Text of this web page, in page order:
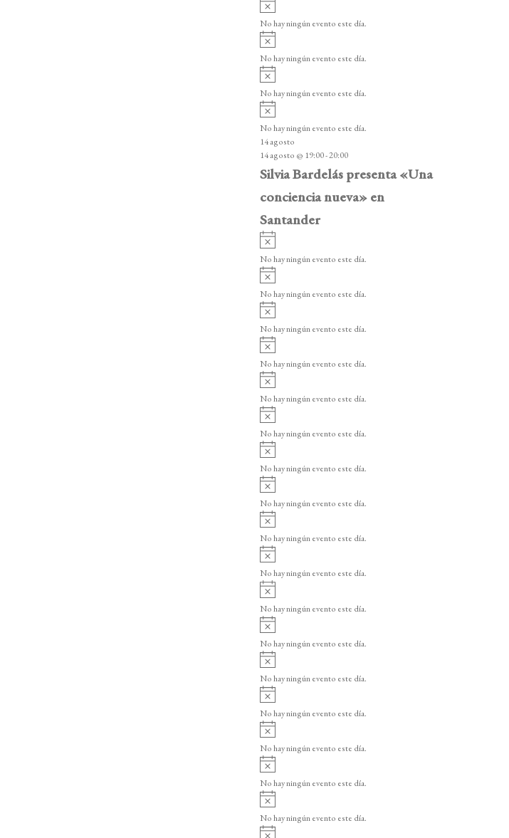
o
v
i
o
No hay ningún evento este día.
v
i
o
No hay ningún evento este día.
v
i
o
No hay ningún evento este día.
v
i
s
o
No hay ningún evento este día.
14 agosto
14 agosto @ 19:00-20:00
Silvia Bardelás presenta «Una
conciencia nueva» en
Santander
A
v
i
o
No hay ningún evento este día.
A
v
i
o
No hay ningún evento este día.
v
i
o
No hay ningún evento este día.
v
i
o
No hay ningún evento este día.
v
i
o
No hay ningún evento este día.
v
i
o
No hay ningún evento este día.
v
i
o
No hay ningún evento este día.
v
i
o
No hay ningún evento este día.
v
i
o
No hay ningún evento este día.
v
i
o
No hay ningún evento este día.
A
v
i
o
No hay ningún evento este día.
A
v
i
o
No hay ningún evento este día.
A
v
i
o
No hay ningún evento este día.
v
i
o
No hay ningún evento este día.
v
i
o
No hay ningún evento este día.
v
i
o
No hay ningún evento este día.
v
i
No hay ningún evento este día.